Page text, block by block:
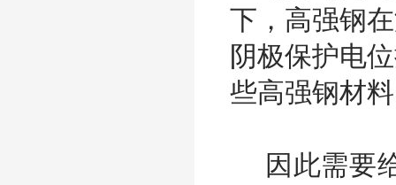
下，高强钢
阴极保护电
些高强钢材
因此需要